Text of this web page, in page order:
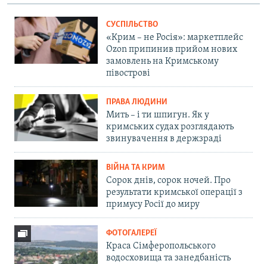
СУСПІЛЬСТВО
«Крим – не Росія»: маркетплейс
Ozon припинив прийом нових
замовлень на Кримському
півострові
ПРАВА ЛЮДИНИ
Мить – і ти шпигун. Як у
кримських судах розглядають
звинувачення в держзраді
ВІЙНА ТА КРИМ
Сорок днів, сорок ночей. Про
результати кримської операції з
примусу Росії до миру
ФОТОГАЛЕРЕЇ
Краса Сімферопольського
водосховища та занедбаність